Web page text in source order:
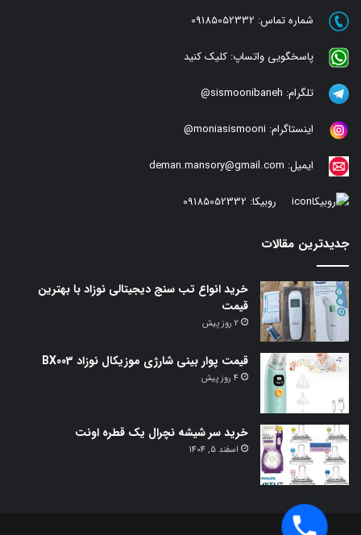
شماره تماس: 09185052332
پاسخگویی واتساپ: کلیک کنید
تلگرام: sismoonibaneh@
اینستاگرام: moniasismooni@
ایمیل: deman.mansory@gmail.com
روبیکا: 09185052332
جدیدترین مقالات
خرید انواع تب سنج دیجیتالی نوزاد با بهترین
قیمت
2 روز پیش
قیمت پوار بینی شارژی موزیکال نوزاد BX003
4 روز پیش
خرید سر شیشه نچرال یک قطره اونت
اسفند 5, 1404